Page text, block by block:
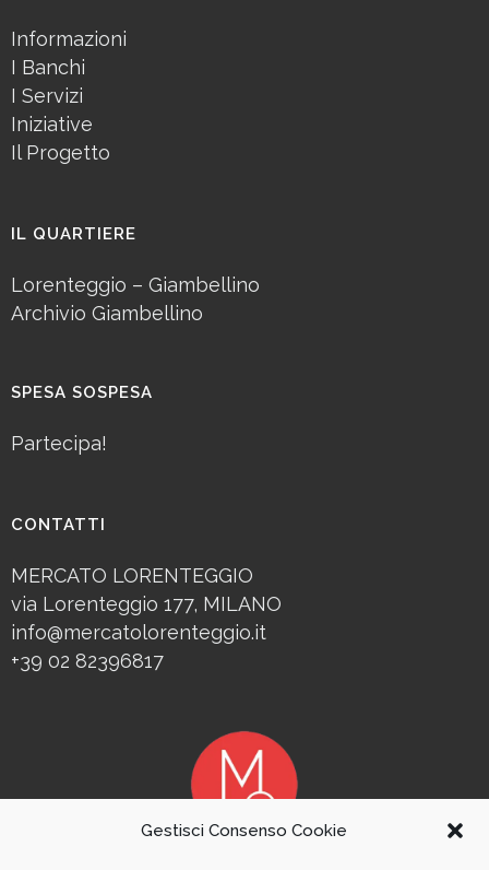
Gestisci Consenso Cookie
Informazioni
I Banchi
I Servizi
Iniziative
Il Progetto
IL QUARTIERE
Lorenteggio – Giambellino
Archivio Giambellino
SPESA SOSPESA
Partecipa!
CONTATTI
MERCATO LORENTEGGIO
via Lorenteggio 177, MILANO
info@mercatolorenteggio.it
+39 02 82396817